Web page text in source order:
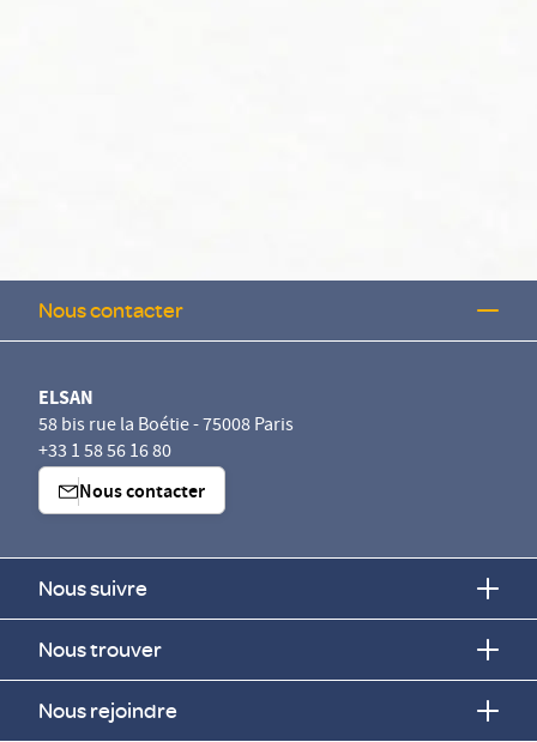
Nous contacter
ELSAN
58 bis rue la Boétie - 75008 Paris
+33 1 58 56 16 80
Nous contacter
Nous suivre
Nous trouver
Nous rejoindre